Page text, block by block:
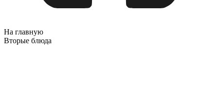
На главную
Вторые блюда